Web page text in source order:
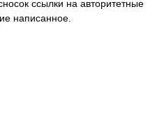
ссылки на авторитетные
написанное.